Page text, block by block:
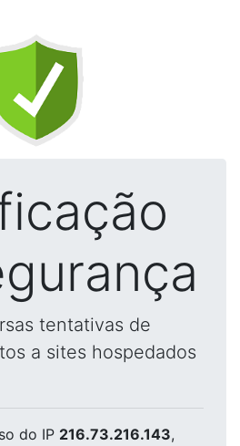
tentativas de
a sites hospedados
do IP 216.73.216.143,